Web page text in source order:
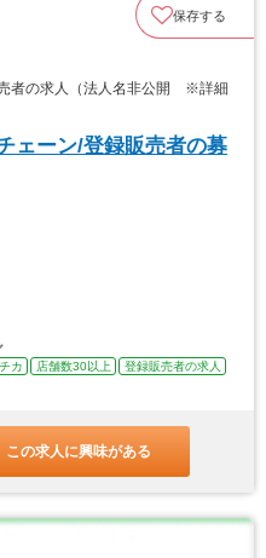
保存する
者の求人（法人名非公開 ※詳細
ェーン/登録販売者の募
カ 店舗数30以上
登録販売者の求人
この求人に興味がある